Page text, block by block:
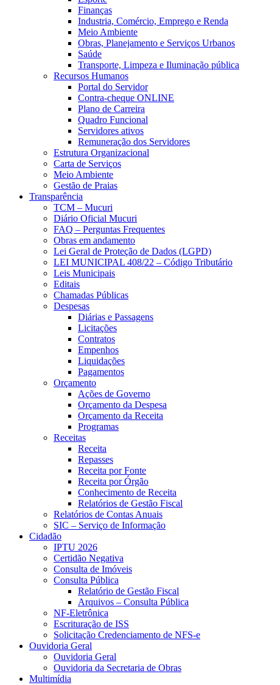
Finanças
Industria, Comércio, Emprego e Renda
Meio Ambiente
Obras, Planejamento e Serviços Urbanos
Saúde
Transporte, Limpeza e Iluminação pública
Recursos Humanos
Portal do Servidor
Contra-cheque ONLINE
Plano de Carreira
Quadro Funcional
Servidores ativos
Remuneração dos Servidores
Estrutura Organizacional
Carta de Serviços
Meio Ambiente
Gestão de Praias
Transparência
TCM – Mucuri
Diário Oficial Mucuri
FAQ – Perguntas Frequentes
Obras em andamento
Lei Geral de Proteção de Dados (LGPD)
LEI MUNICIPAL 408/22 – Código Tributário
Leis Municipais
Editais
Chamadas Públicas
Despesas
Diárias e Passagens
Licitações
Contratos
Empenhos
Liquidações
Pagamentos
Orçamento
Ações de Governo
Orçamento da Despesa
Orçamento da Receita
Programas
Receitas
Receita
Repasses
Receita por Fonte
Receita por Órgão
Conhecimento de Receita
Relatórios de Gestão Fiscal
Relatórios de Contas Anuais
SIC – Serviço de Informação
Cidadão
IPTU 2026
Certidão Negativa
Consulta de Imóveis
Consulta Pública
Relatório de Gestão Fiscal
Arquivos – Consulta Pública
NF-Eletrônica
Escrituração de ISS
Solicitação Credenciamento de NFS-e
Ouvidoria Geral
Ouvidoria Geral
Ouvidoria da Secretaria de Obras
Multimídia